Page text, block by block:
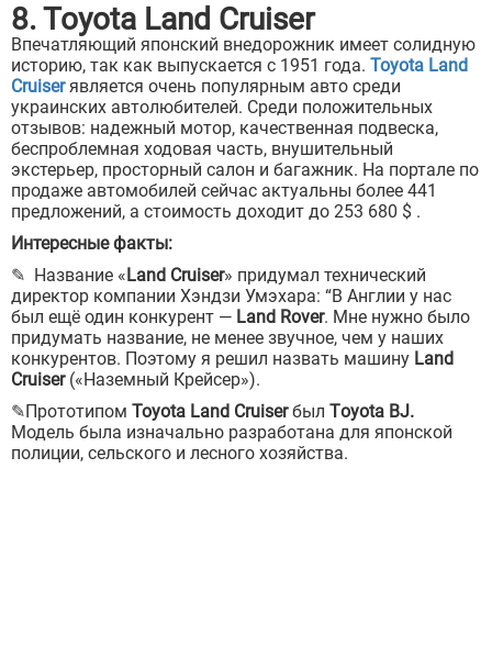
8. Toyota Land Cruiser
Впечатляющий японский внедорожник имеет солидную
историю, так как выпускается с 1951 года. Toyota Land
Cruiserявляется очень популярным авто среди
украинских автолюбителей. Среди положительных
отзывов: надежный мотор, качественная подвеска,
беспроблемная ходовая часть, внушительный
экстерьер, просторный салон и багажник. На портале по
продаже автомобилей сейчас актуальны более 441
предложений, а стоимость доходит до 253 680 $ .
Интересные факты:
✎ Название « Land Cruiser» придумал технический
директор компании Хэндзи Умэхара: “В Англии у нас
был ещё один конкурент — Land Rover. Мне нужно было
придумать название, не менее звучное, чем у наших
конкурентов. Поэтому я решил назвать машину Land
Cruiser(«Наземный Крейсер»).
✎Прототипом Toyota Land Cruiserбыл Тoyota BJ.
Модель была изначально разработана для японской
полиции, сельского и лесного хозяйства.